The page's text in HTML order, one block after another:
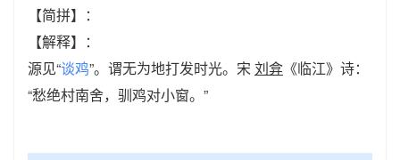
【简拼】：
【解释】：
源见“谈鸡”。谓无为地打发时光。宋刘弇 《临江》诗：
“愁绝村南舍，驯鸡对小窗。”